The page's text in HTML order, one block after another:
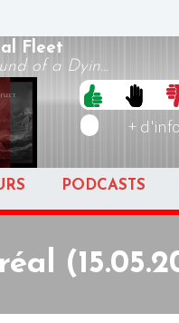
Fleet
of a Dyin...
+
PODCASTS